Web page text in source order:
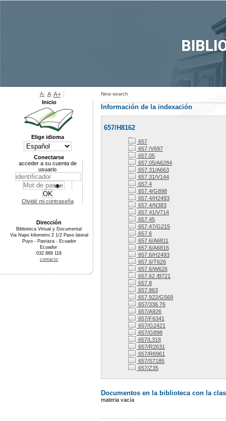
New search
Información de la indexación
657/H8162
657
657 /V697
657.05
657.05/A6284
657.31/A663
657.31/V144
657.4
657.4/G898
657.4/H2493
657.4/N383
657.41/V714
657.45
657.47/G215
657.6
657.6/A6811
657.6/A6816
657.6/H2493
657.6/T626
657.6/W626
657.62 /B721
657.8
657.863
657.922/G569
657/336.76
657/A926
657/F6341
657/G2421
657/G898
657/L318
657/R2631
657/R6961
657/S7185
657/Z35
Documentos en la biblioteca con la
materia vacía
A- A A+
Inicio
Elige idioma
Conectarse
acceder a su cuenta de
usuario
Olvidé mi contraseña
Dirección
Biblioteca Virtual y Documental
Via Napo kilometro 2 1/2 Paso lateral
Puyo - Pastaza - Ecuador
Ecuador
032 889 118
contacto